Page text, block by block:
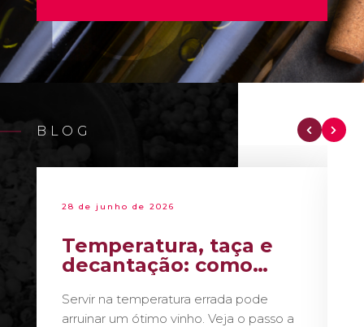
BLOG
28 de junho de 2026
Temperatura, taça e
decantação: como
sommelier
Servir na temperatura errada pode
arruinar um ótimo vinho. Veja o passo a